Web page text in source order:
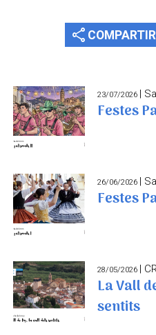
share COMPARTIR
23/07/2026 |
Festes
26/06/2026 |
Festes
28/05/2026 |
La Vall
sentits